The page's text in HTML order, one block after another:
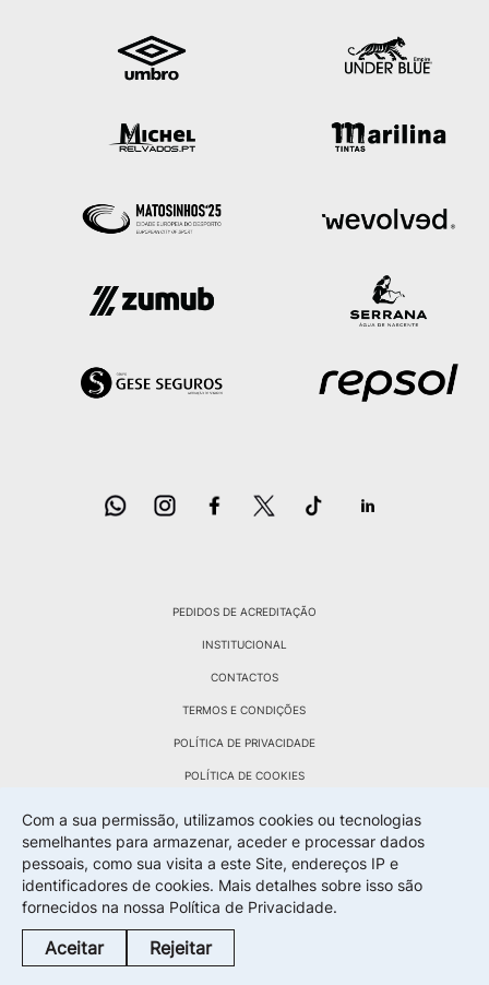
Com a sua permissão, utilizamos cookies ou tecnologias
semelhantes para armazenar, aceder e processar dados
pessoais, como sua visita a este Site, endereços IP e
identificadores de cookies. Mais detalhes sobre isso são
fornecidos na nossa Política de Privacidade.
Aceitar Rejeitar
PEDIDOS DE ACREDITAÇÃO
INSTITUCIONAL
CONTACTOS
TERMOS E CONDIÇÕES
POLÍTICA DE PRIVACIDADE
POLÍTICA DE COOKIES
LIVRO RECLAMAÇÕES
By Wevolved Creative Agency